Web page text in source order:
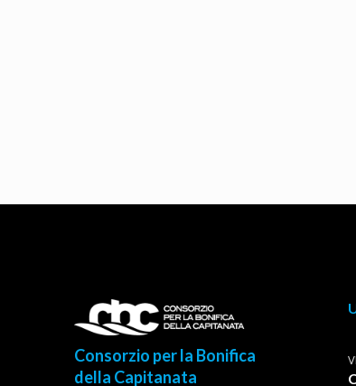
Consorzio per la Bonifica
della Capitanata